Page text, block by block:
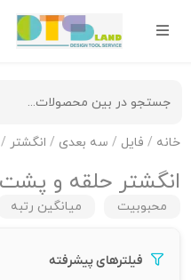
خانه / فایل / سه بعدی / انگشتر
انگشتر حلقه و
محبوبیت میانگین رتبه
فیلترهای پیشرفته